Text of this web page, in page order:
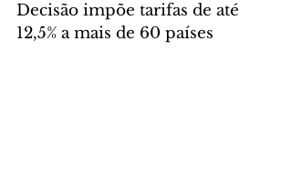
Decisão impõe tarifas de até
12,5% a mais de 60 países